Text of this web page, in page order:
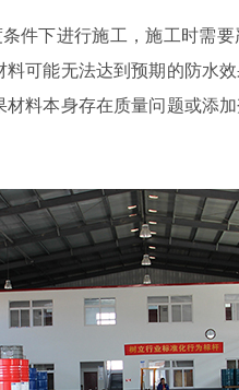
件下进行施工，施工时需
可能无法达到预期的防水
料本身存在质量问题或添